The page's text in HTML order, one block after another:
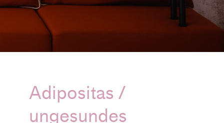
Adipositas /
ungesundes